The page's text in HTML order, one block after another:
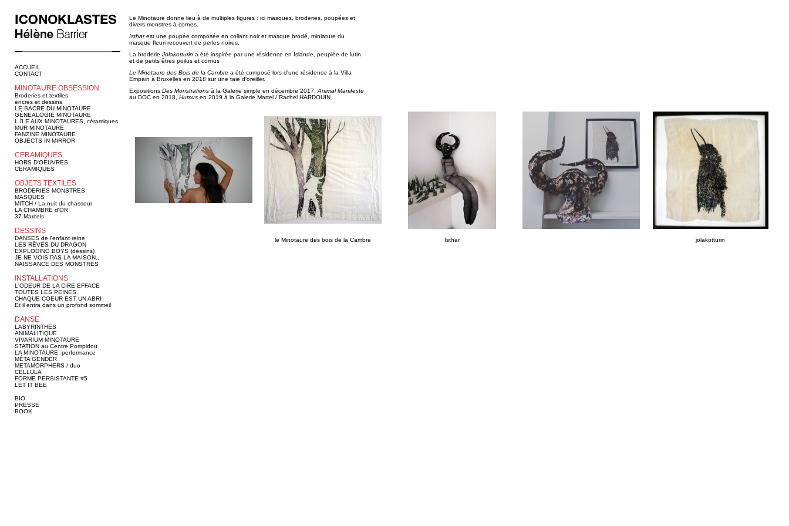
ACCUEIL
CONTACT
MINOTAURE OBSESSION
Broderies et textiles
encres et dessins
LE SACRE DU MINOTAURE
GÉNEALOGIE MINOTAURE
L îLE AUX MINOTAURES, céramiques
MUR MINOTAURE
FANZINE MINOTAURE
OBJECTS IN MIRROR
CERAMIQUES
HORS D'OEUVRES
CERAMIQUES
OBJETS TEXTILES
BRODERIES MONSTRES
MASQUES
MITCH / La nuit du chasseur
LA CHAMBRE d'OR
37 Marcels
DESSINS
DANSES de l'enfant reine
LES RÊVES DU DRAGON
EXPLODING BOYS (dessins)
JE NE VOIS PAS LA MAISON...
NAISSANCE DES MONSTRES
INSTALLATIONS
L'ODEUR DE LA CIRE EFFACE
TOUTES LES PEINES
CHAQUE COEUR EST UN ABRI
Et il entra dans un profond sommeil
DANSE
LABYRINTHES
ANIMALITIQUE
VIVARIUM MINOTAURE
STATION au Centre Pompidou
LA MINOTAURE, performance
MÉTA GENDER
METAMORPHERS / duo
CELLULA
FORME PERSISTANTE #5
LET IT BEE
BIO
PRESSE
BOOK
Le Minotaure donne lieu à de multiples figures : ici masques, broderies, poupées et
divers monstres à cornes.
Istharest une poupée composée en collant noir et masque brodé, miniature du
masque fleuri recouvert de perles noires.
La broderie Jolakotturin a été inspirée par une résidence en Islande, peuplée de lutin
et de petits êtres poilus et cornus
Le Minotaure des Bois de la Cambre a été composé lors d'une résidence à la Villa
Empain à Bruxelles en 2018 sur une taie d'oreiller.
Expositions Des Monstrations à la Galerie simple en décembre 2017, Animal Manifeste
au DOC en 2018, Humus en 2019 à la Galerie Martel / Rachel HARDOUIN
le Minotaure des bois de la Cambre Isthar jolakotturin